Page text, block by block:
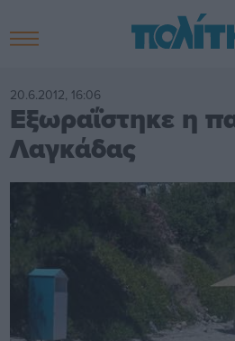
20.6.2012, 16:06
Εξωραΐστηκε η
Λαγκάδας